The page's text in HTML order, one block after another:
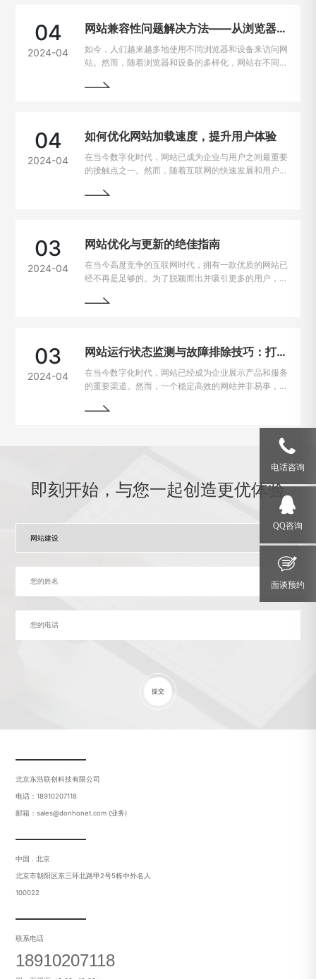
04
2024-04
网站兼容性问题解决方法——从浏览器到设备的完美适配
如今，人们越来越多地使用不同浏览器和设备来访问网
站。然而，随着浏览器和设备的多样化，网站在不同平
在电脑、手机、平板上都能有良好的使用体验，我们需
04
2024-04
如何优化网站加载速度，提升用户体验
在当今数字化时代，网站已成为企业与用户之间最重要
的接触点之一。然而，随着互联网的快速发展和用户需
重要因素。一般来说，如果一个网站的加载速度过慢，
验，成为了每个网站主的重要课题。
03
2024-04
网站优化与更新的绝佳指南
在当今高度竞争的互联网时代，拥有一款优质的网站已
经不再是足够的。为了脱颖而出并吸引更多的用户，持
如何进行网站的持续优化与更新，以帮助您实现网站的
03
2024-04
网站运行状态监测与故障排除技巧：打造稳定高效的在线平台
在当今数字化时代，网站已经成为企业展示产品和服务
的重要渠道。然而，一个稳定高效的网站并非易事，因
绍一些运行状态监测与故障排除的技巧，帮助网站管理
即刻开始，与您一起创造更优体验
提交
北京东浩联创科技有限公司
电话：18910207118
邮箱：sales@donhonet.com (业务)
中国 . 北京
北京市朝阳区东三环北路甲2号5栋中外名人
100022
联系电话
18910207118
电话咨询
QQ咨询
面谈预约